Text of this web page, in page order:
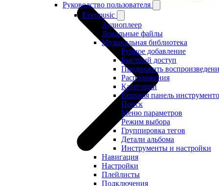
Руководство пользователя
Evermusic
Аудиоплеер
Локальные файлы
Музыкальная библиотека
Ручное добавление
Быстрый доступ
Продолжить
Расположения
Категории
Верхняя панель
Поиск
Меню параметров
Режим выбора
Группировка тегов
Детали альбома
Инструменты и настройки
Навигация
Настройки
Плейлисты
Подключения